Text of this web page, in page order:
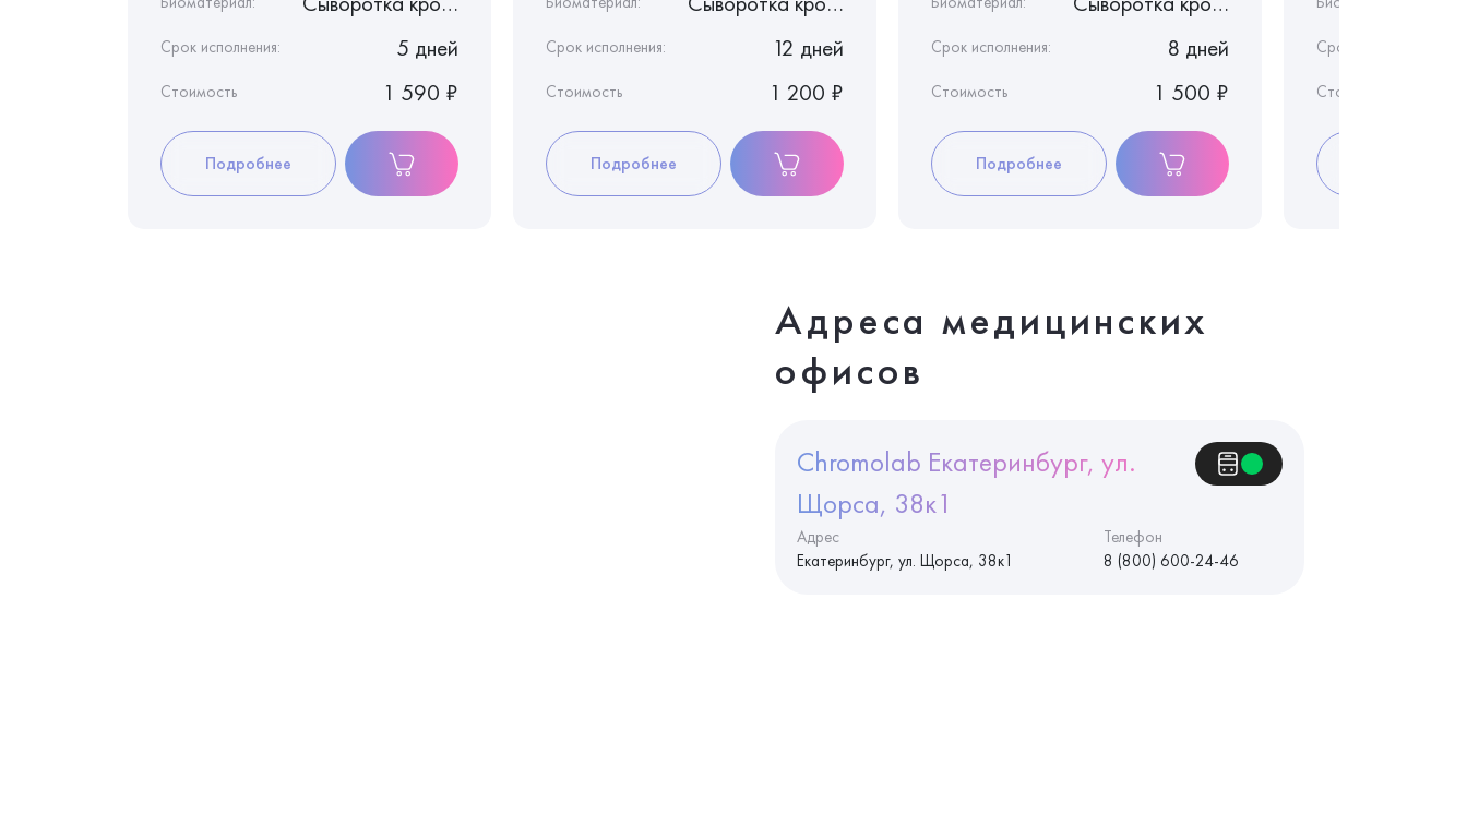
Срок исполнения: 5 дней
Стоимость 1 590 ₽
Подробнее
Срок исполнения: 12 дней
Стоимость 1 200 ₽
Подробнее
Срок исполнения: 8 дней
Стоимость 1 500 ₽
Подробнее
Срок исполнения:
Стоимость
Адреса медицинских
офисов
Chromolab Екатеринбург, ул.
Щорса, 38к1
Адрес
Екатеринбург, ул. Щорса, 38к1
Телефон
8 (800) 600-24-46